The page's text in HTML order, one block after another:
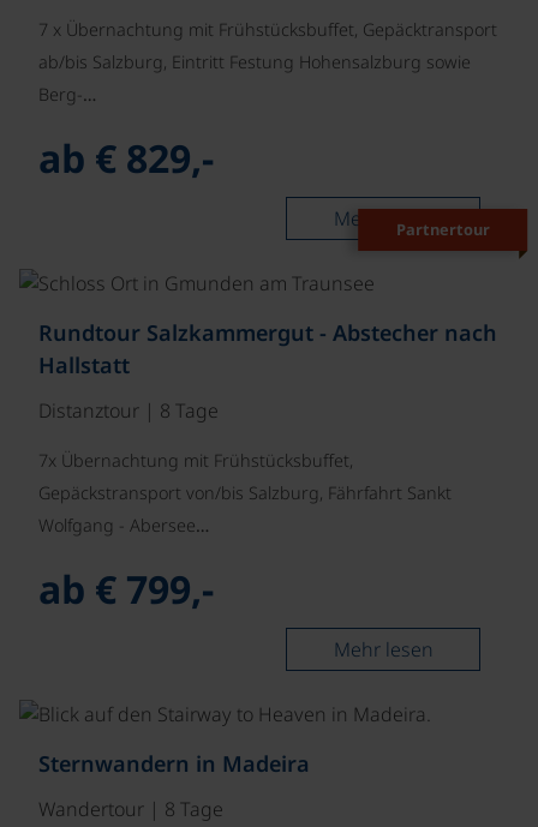
7 x Übernachtung mit Frühstücksbuffet, Gepäcktransport
ab/bis Salzburg, Eintritt Festung Hohensalzburg sowie
Berg-…
ab € 829,-
Mehr lesenPartnertour
Rundtour Salzkammergut - Abstecher nach
Hallstatt
Distanztour | 8 Tage
7x Übernachtung mit Frühstücksbuffet,
Gepäckstransport von/bis Salzburg, Fährfahrt Sankt
Wolfgang - Abersee…
ab € 799,-
Mehr lesen
Sternwandern in Madeira
Wandertour | 8 Tage